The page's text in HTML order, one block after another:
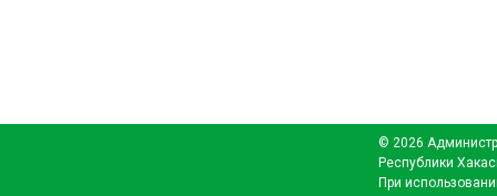
© 2026
Республики
При